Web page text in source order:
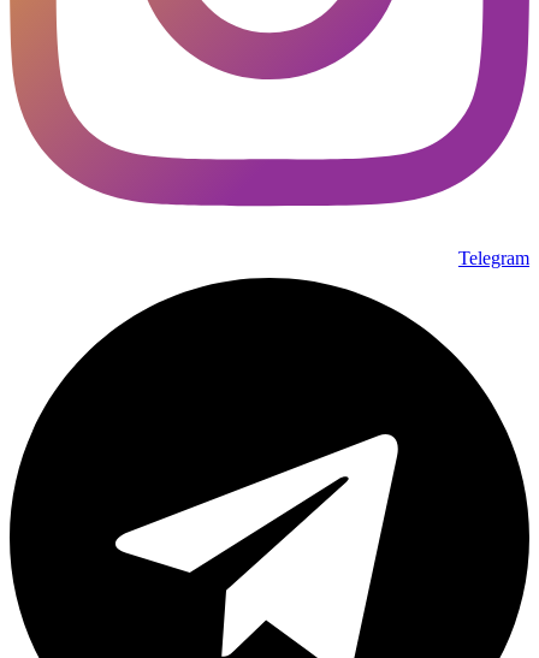
Telegram